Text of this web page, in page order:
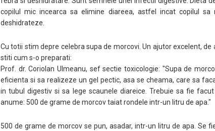
copilul mic incearca sa elimine diareea, astfel incat copilul sa
deshidrateze.
Cu totii stim depre celebra supa de morcovi. Un ajutor excelent, de
stiti cum s-o preparati:
Prof. dr. Coriolan Ulmeanu, sef sectie toxicologie: "Supa de
eficienta si sa realizeze un gel pectic, asa se cheama, care sa
in tubul digestiv si sa lege scaunele diareice. Trebuie sa fie
anume: 500 de grame de morcov taiat rondele intr-un litru de apa."
500 de grame de morcov se pun, asadar, intr-un litru de apa. Se